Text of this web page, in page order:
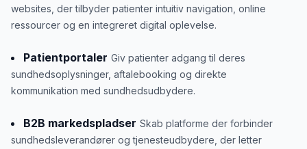
websites, der tilbyder patienter intuitiv navigation, online
ressourcer og en integreret digital oplevelse.
Patientportaler Giv patienter adgang til deres
sundhedsoplysninger, aftalebooking og direkte
kommunikation med sundhedsudbydere.
B2B markedspladser Skab platforme der forbinder
sundhedsleverandører og tjenesteudbydere, der letter